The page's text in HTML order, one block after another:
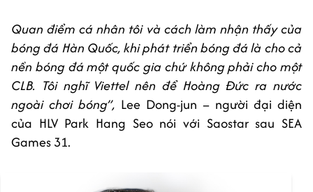
Quan điểm cá nhân tôi và cách làm nhận thấy của
bóng đá Hàn Quốc, khi phát triển bóng đá là cho cả
nền bóng đá một quốc gia chứ không phải cho một
CLB. Tôi nghĩ Viettel nên để Hoàng Đức ra nước
ngoài chơi bóng”, Lee Dong-jun – người đại diện
của HLV Park Hang Seo nói với Saostar sau SEA
Games 31.